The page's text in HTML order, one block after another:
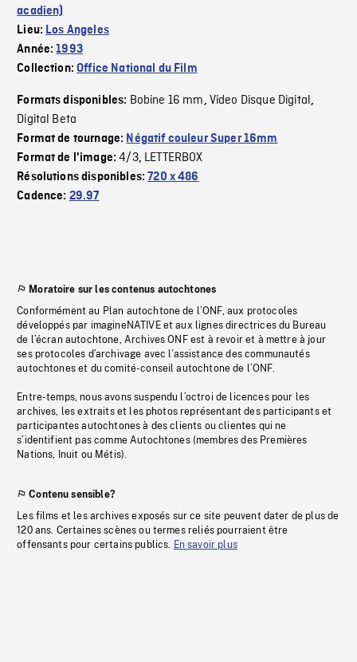
acadien)
Lieu: Los Angeles
Année:1993
Collection:Office National du Film
Formats disponibles: Bobine 16 mm, Video Disque Digital,
Digital Beta
Format de tournage: Négatif couleur Super 16mm
Format de l'image:4/3, LETTERBOX
Résolutions disponibles:720 x 486
Cadence: 29.97
Moratoire sur les contenus autochtones
Conformément au Plan autochtone de l’ONF, aux protocoles
développés par imagineNATIVE et aux lignes directrices du Bureau
de l’écran autochtone, Archives ONF est à revoir et à mettre à jour
ses protocoles d’archivage avec l’assistance des communautés
autochtones et du comité-conseil autochtone de l’ONF.
Entre-temps, nous avons suspendu l’octroi de licences pour les
archives, les extraits et les photos représentant des participants et
participantes autochtones à des clients ou clientes qui ne
s’identifient pas comme Autochtones (membres des Premières
Nations, Inuit ou Métis).
Contenu sensible?
Les films et les archives exposés sur ce site peuvent dater de plus de
120 ans. Certaines scènes ou termes reliés pourraient être
offensants pour certains publics. En savoir plus